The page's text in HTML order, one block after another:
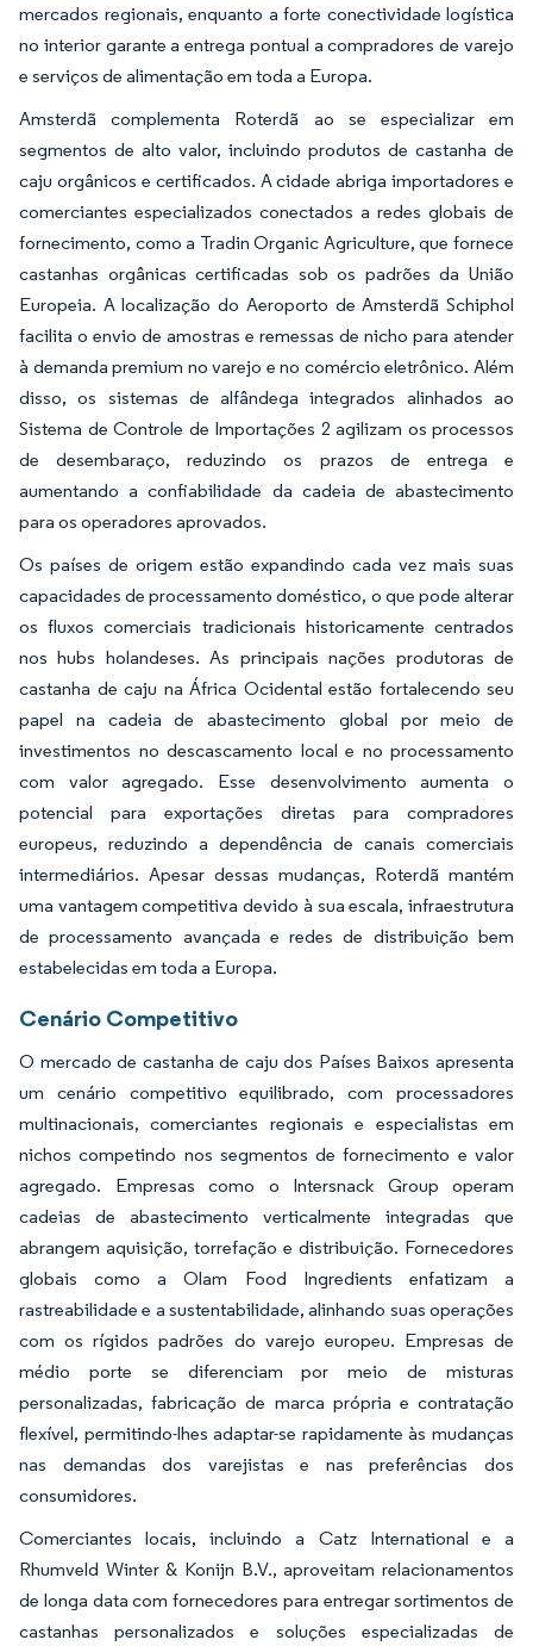
mercados regionais, enquanto a forte conectividade logística
no interior garante a entrega pontual a compradores de varejo
e serviços de alimentação em toda a Europa.
Amsterdã complementa Roterdã ao se especializar em
segmentos de alto valor, incluindo produtos de castanha de
caju orgânicos e certificados. A cidade abriga importadores e
comerciantes especializados conectados a redes globais de
fornecimento, como a Tradin Organic Agriculture, que fornece
castanhas orgânicas certificadas sob os padrões da União
Europeia. A localização do Aeroporto de Amsterdã Schiphol
facilita o envio de amostras e remessas de nicho para atender
à demanda premium no varejo e no comércio eletrônico. Além
disso, os sistemas de alfândega integrados alinhados ao
Sistema de Controle de Importações 2 agilizam os processos
de desembaraço, reduzindo os prazos de entrega e
aumentando a confiabilidade da cadeia de abastecimento
para os operadores aprovados.
Os países de origem estão expandindo cada vez mais suas
capacidades de processamento doméstico, o que pode alterar
os fluxos comerciais tradicionais historicamente centrados
nos hubs holandeses. As principais nações produtoras de
castanha de caju na África Ocidental estão fortalecendo seu
papel na cadeia de abastecimento global por meio de
investimentos no descascamento local e no processamento
com valor agregado. Esse desenvolvimento aumenta o
potencial para exportações diretas para compradores
europeus, reduzindo a dependência de canais comerciais
intermediários. Apesar dessas mudanças, Roterdã mantém
uma vantagem competitiva devido à sua escala, infraestrutura
de processamento avançada e redes de distribuição bem
estabelecidas em toda a Europa.
Cenário Competitivo
O mercado de castanha de caju dos Países Baixos apresenta
um cenário competitivo equilibrado, com processadores
multinacionais, comerciantes regionais e especialistas em
nichos competindo nos segmentos de fornecimento e valor
agregado. Empresas como o Intersnack Group operam
cadeias de abastecimento verticalmente integradas que
abrangem aquisição, torrefação e distribuição. Fornecedores
globais como a Olam Food Ingredients enfatizam a
rastreabilidade e a sustentabilidade, alinhando suas operações
com os rígidos padrões do varejo europeu. Empresas de
médio porte se diferenciam por meio de misturas
personalizadas, fabricação de marca própria e contratação
flexível, permitindo-lhes adaptar-se rapidamente às mudanças
nas demandas dos varejistas e nas preferências dos
consumidores.
Comerciantes locais, incluindo a Catz International e a
Rhumveld Winter & Konijn B.V., aproveitam relacionamentos
de longa data com fornecedores para entregar sortimentos de
castanhas personalizados e soluções especializadas de